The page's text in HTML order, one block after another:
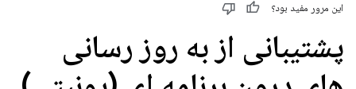
این مرور مفید بود؟
پشتیبانی از به روز رسانی